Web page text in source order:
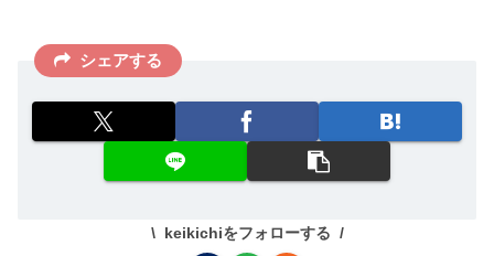
シェアする
keikichiをフォローする